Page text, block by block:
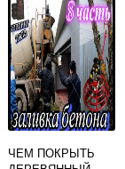
ЭЛЕМЕНТОВ
ТРУБОПРОВОДА
ПАРА ИЛИ
ГОРЯЧЕЙ ВОДЫ
ЧЕМ ПОКРЫТЬ